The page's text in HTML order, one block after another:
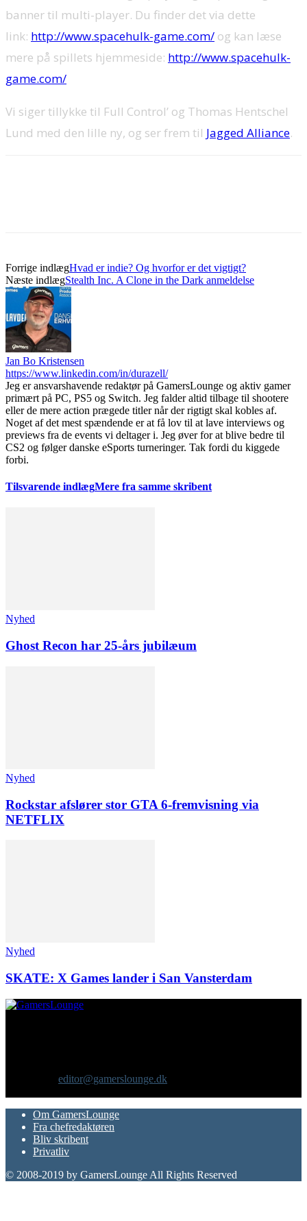
banner til multi-player. Du finder det via dette
link: http://www.spacehulk-game.com/ og kan læse
mere på spillets hjemmeside: http://www.spacehulk-
game.com/
Vi siger tillykke til Full Control’ og Thomas Hentschel
Lund med den lille ny, og ser frem til Jagged Alliance.
Forrige indlægHvad er indie? Og hvorfor er det vigtigt?
Næste indlægStealth Inc. A Clone in the Dark anmeldelse
Jan Bo Kristensen
https://www.linkedin.com/in/durazell/
Jeg er ansvarshavende redaktør på GamersLounge og aktiv gamer
primært på PC, PS5 og Switch. Jeg falder altid tilbage til shootere
eller de mere action prægede titler når der rigtigt skal kobles af.
Noget af det mest spændende er at få lov til at lave interviews og
previews fra de events vi deltager i. Jeg øver for at blive bedre til
CS2 og følger danske eSports turneringer. Tak fordi du kiggede
forbi.
Tilsvarende indlægMere fra samme skribent
Nyhed
Ghost Recon har 25-års jubilæum
Nyhed
Rockstar afslører stor GTA 6-fremvisning via
NETFLIX
Nyhed
SKATE: X Games lander i San Vansterdam
editor@gamerslounge.dk
Om GamersLounge
Fra chefredaktøren
Bliv skribent
Privatliv
© 2008-2019 by GamersLounge All Rights Reserved